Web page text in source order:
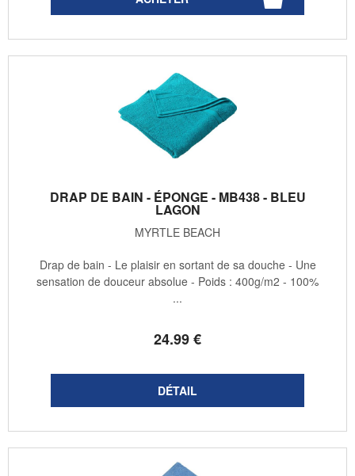
DRAP DE BAIN - ÉPONGE - MB438 - BLEU
LAGON
MYRTLE BEACH
24.99€
Drap de bain - Le plaisir en sortant de sa douche - Une
sensation de douceur absolue - Poids : 400g/m2 - 100%
...